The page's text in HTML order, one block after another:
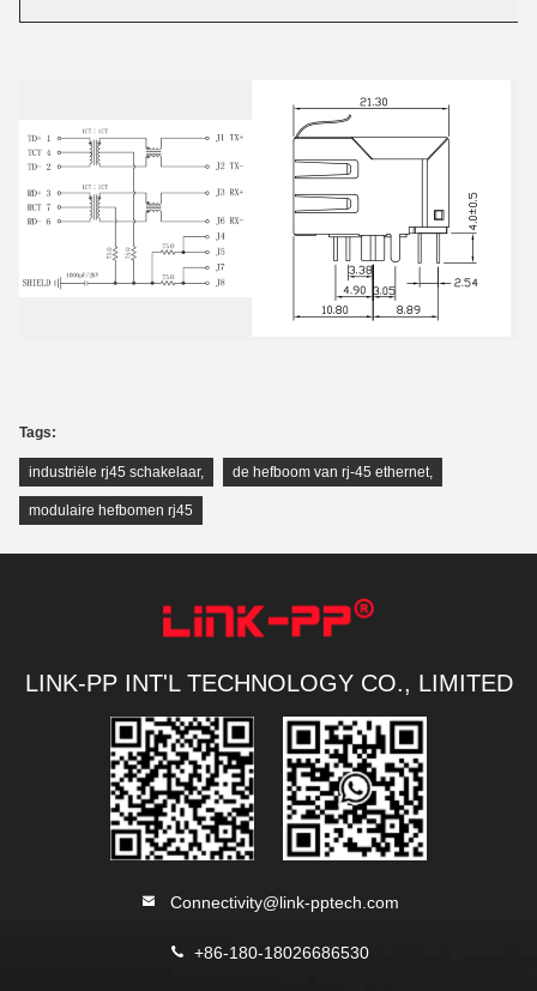
Tags:
industriële rj45 schakelaar, de hefboom van rj-45 ethernet,
modulaire hefbomen rj45
LINK-PP INT'L TECHNOLOGY CO., LIMITED
Connectivity@link-pptech.com
+86-180-18026686530